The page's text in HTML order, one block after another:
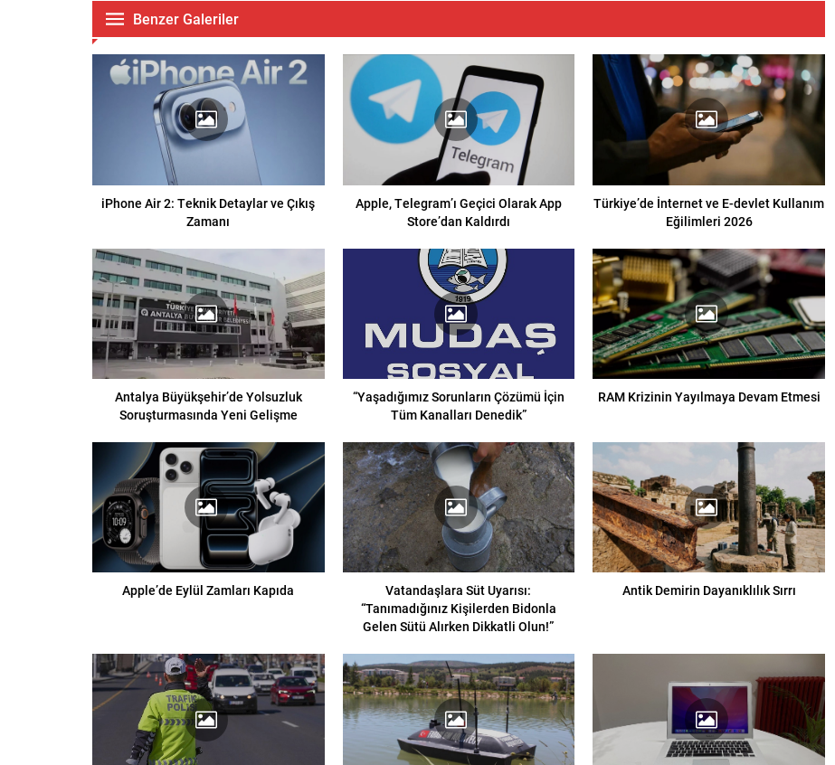
Benzer Galeriler
iPhone Air 2: Teknik Detaylar ve Çıkış
Zamanı
Apple, Telegram’ı Geçici Olarak App
Store’dan Kaldırdı
Türkiye’de İnternet ve E-devlet Kullanım
Eğilimleri 2026
Antalya Büyükşehir’de Yolsuzluk
Soruşturmasında Yeni Gelişme
“Yaşadığımız Sorunların Çözümü İçin
Tüm Kanalları Denedik”
RAM Krizinin Yayılmaya Devam Etmesi
Apple’de Eylül Zamları Kapıda
Vatandaşlara Süt Uyarısı:
“Tanımadığınız Kişilerden Bidonla
Gelen Sütü Alırken Dikkatli Olun!”
Antik Demirin Dayanıklılık Sırrı